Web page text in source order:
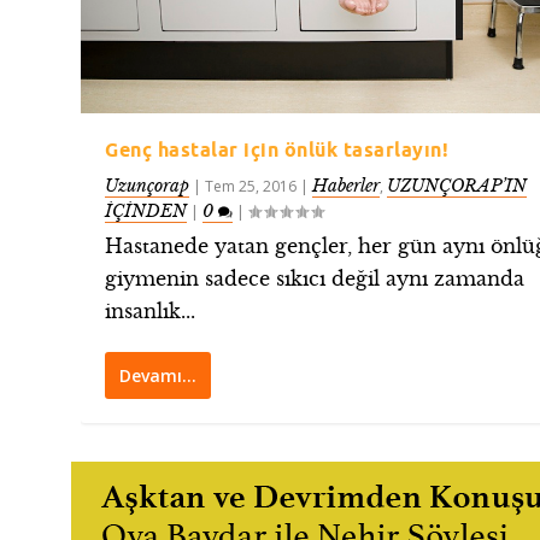
Genç hastalar için önlük tasarlayın!
Uzunçorap |Tem 25, 2016 |Haberler, UZUNÇORAP’IN
İÇİNDEN| 0 |
Hastanede yatan gençler, her gün aynı
giymenin sadece sıkıcı değil aynı zamanda
insanlık...
Devamı…